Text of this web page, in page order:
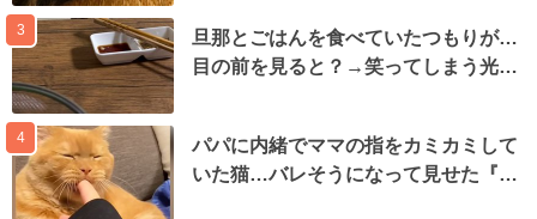
3
旦那とごはんを食べていたつもりが…
目の前を見ると？→笑ってしまう光…
4
パパに内緒でママの指をカミカミして
いた猫…バレそうになって見せた『…